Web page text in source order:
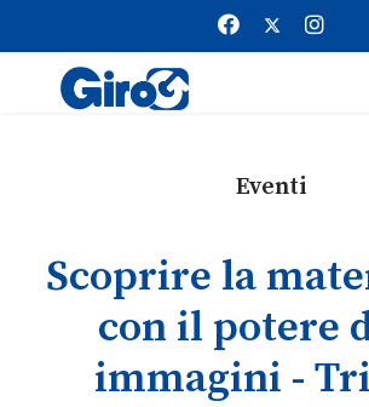
Eventi
Scoprire la
con il potere
immagini -